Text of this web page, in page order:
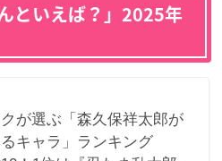
といえば？」2025年